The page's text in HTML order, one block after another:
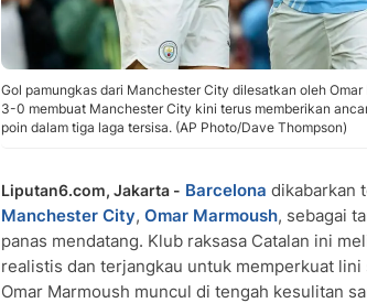
Gol pamungkas dari Manchester City dilesatkan oleh
3-0 membuat Manchester City kini terus memberikan
poin dalam tiga laga tersisa. (AP Photo/Dave Thompson)
Liputan6.com, Jakarta - Barcelona dikabarkan
Manchester City, Omar Marmoush, sebagai
panas mendatang. Klub raksasa Catalan ini
realistis dan terjangkau untuk memperkuat
Omar Marmoush muncul di tengah kesulitan